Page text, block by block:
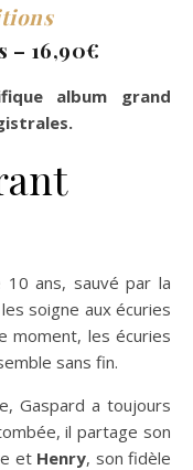
– 16,90€
album grand
10 ans, sauvé par la
soigne aux écuries
moment, les écuries
sans fin.
Gaspard a toujours
il partage son
et Henry, son fidèle